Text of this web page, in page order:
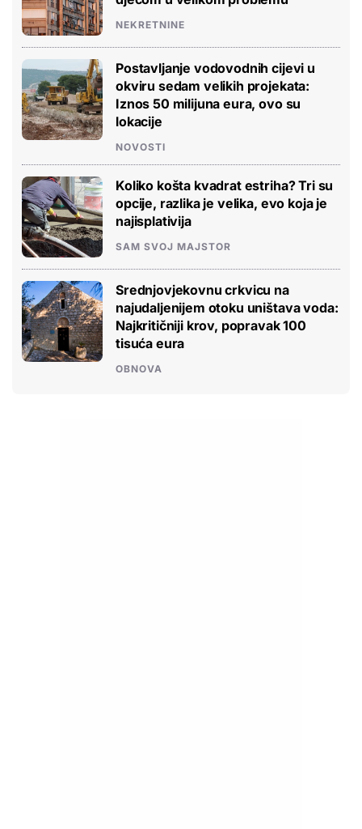
NEKRETNINE
Postavljanje vodovodnih cijevi u
okviru sedam velikih projekata:
Iznos 50 milijuna eura, ovo su
lokacije
NOVOSTI
Koliko košta kvadrat estriha? Tri su
opcije, razlika je velika, evo koja je
najisplativija
SAM SVOJ MAJSTOR
Srednjovjekovnu crkvicu na
najudaljenijem otoku uništava voda:
Najkritičniji krov, popravak 100
tisuća eura
OBNOVA